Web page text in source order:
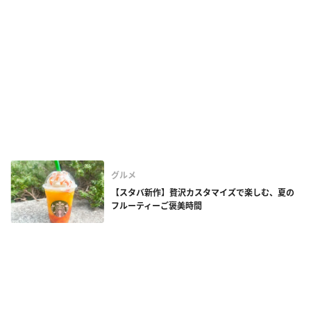
グルメ
【スタバ新作】贅沢カスタマイズで楽しむ、夏の
フルーティーご褒美時間